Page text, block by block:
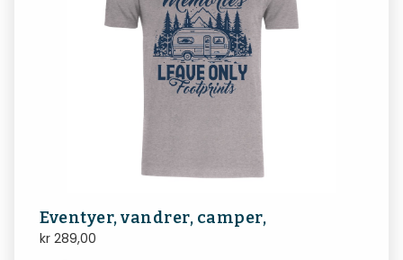
Eventyer, vandrer, camper,
kr 289,00